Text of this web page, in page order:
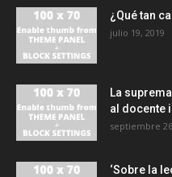
¿Qué tan
julio 19, 2019
La
al docente
septiembre
‘Sobre la